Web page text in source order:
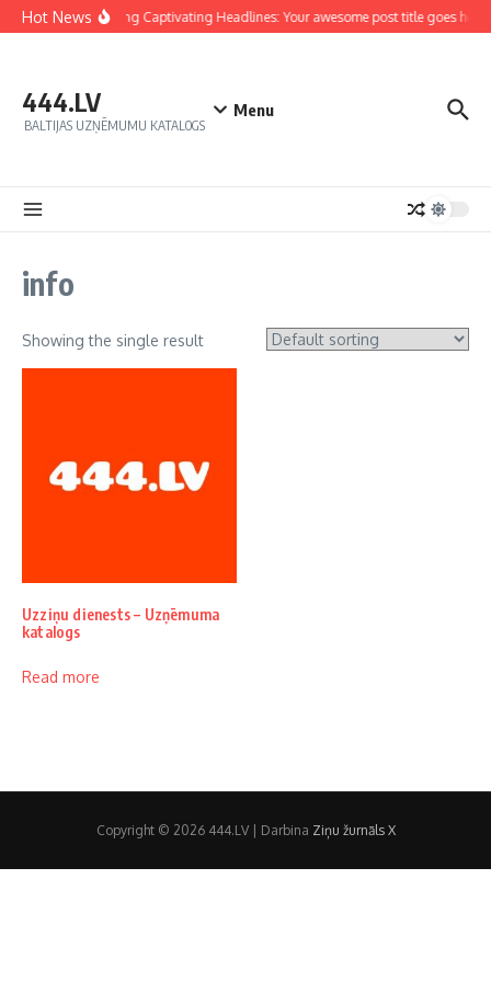
Hot NewsCrafting Captivating Headlines: Your awesome post title goes here
444.LV
BALTIJAS UZŅĒMUMU KATALOGS
Menu
info
Showing the single result
Uzziņu dienests – Uzņēmuma
katalogs
Read more
Copyright © 2026 444.LV | Darbina Ziņu žurnāls X